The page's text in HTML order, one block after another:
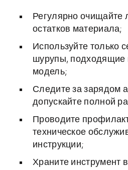
Регулярно очищайте
остатков материала;
Используйте только
шурупы, подходящие
модель;
Следите за зарядом
допускайте полной
Проводите
техническое
инструкции;
Храните инструмент